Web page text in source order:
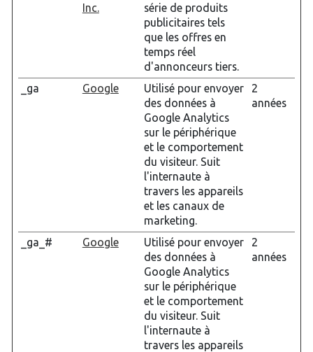
Inc.
série de produits
publicitaires tels
que les offres en
temps réel
d'annonceurs tiers.
_ga Google
Utilisé pour envoyer
des données à
Google Analytics
sur le périphérique
et le comportement
du visiteur. Suit
l'internaute à
travers les appareils
et les canaux de
marketing.
2
années
_ga_# Google
Utilisé pour envoyer
des données à
Google Analytics
sur le périphérique
et le comportement
du visiteur. Suit
l'internaute à
travers les appareils
2
années